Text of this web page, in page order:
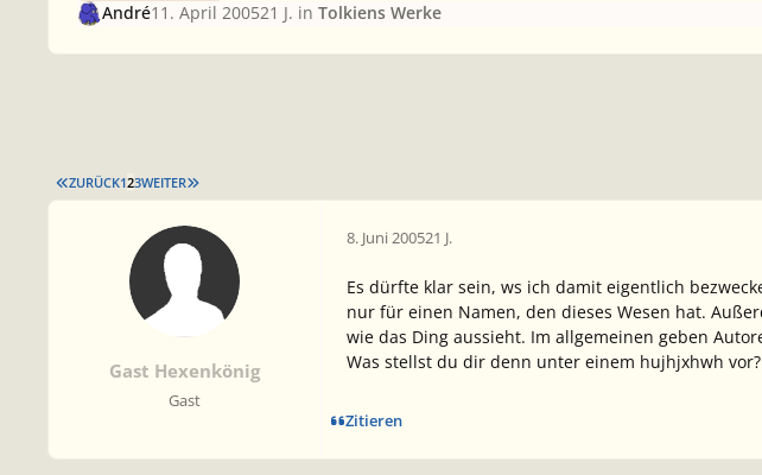
André11. April 200521 J. in Tolkiens Werke
ERSTE SEITE
ZURÜCK123WEITER LETZTE SEITE
Gast Hexenkönig
Gast
8. Juni 200521 J.
Es dürfte klar sein, ws ich damit eigentlich
nur für einen Namen, den dieses Wesen hat.
wie das Ding aussieht. Im allgemeinen geben
Was stellst du dir denn unter einem hujhjxhwh vor?
Zitieren